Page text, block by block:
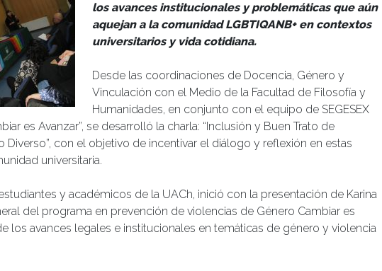
los avances institucionales y problemáticas que aún
aquejan a la comunidad LGBTIQANB+ en contextos
universitarios y vida cotidiana.
Desde las coordinaciones de Docencia, Género y
Vinculación con el Medio de la Facultad de Filosofía y
Humanidades, en conjunto con el equipo de SEGESEX
es Avanzar”, se desarrolló la charla: “Inclusión y Buen Trato de
Diverso”, con el objetivo de incentivar el diálogo y reflexión en estas
universitaria.
y académicos de la UACh, inició con la presentación de Karina
del programa en prevención de violencias de Género Cambiar es
los avances legales e institucionales en temáticas de género y violencia